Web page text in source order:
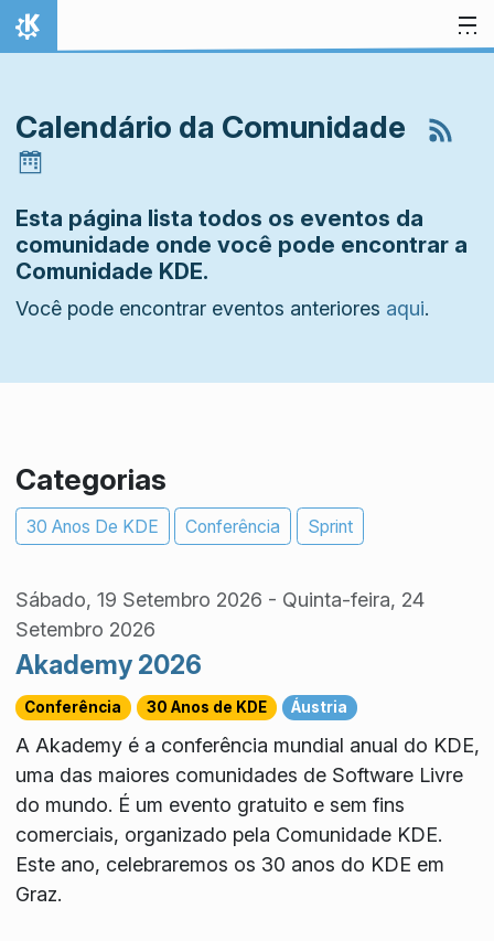
Ir para o conteúdo
Início
Calendário da Comunidade
Esta página lista todos os eventos da
comunidade onde você pode encontrar a
Comunidade KDE.
Você pode encontrar eventos anteriores aqui.
Categorias
30 Anos De KDE Conferência Sprint
Sábado, 19 Setembro 2026 - Quinta-feira, 24
Setembro 2026
Akademy 2026
Conferência 30 Anos de KDE Áustria
A Akademy é a conferência mundial anual do KDE,
uma das maiores comunidades de Software Livre
do mundo. É um evento gratuito e sem fins
comerciais, organizado pela Comunidade KDE.
Este ano, celebraremos os 30 anos do KDE em
Graz.